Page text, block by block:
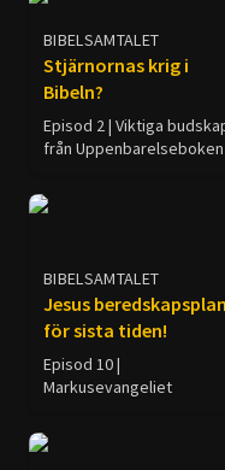
BIBELSAMTALET
Stjärnornas krig i
Bibeln?
Episod 2 | Viktiga
från Uppenbarelseboken
BIBELSAMTALET
Jesus beredskapsplan
för sista tiden!
Episod 10 |
Markusevangeliet